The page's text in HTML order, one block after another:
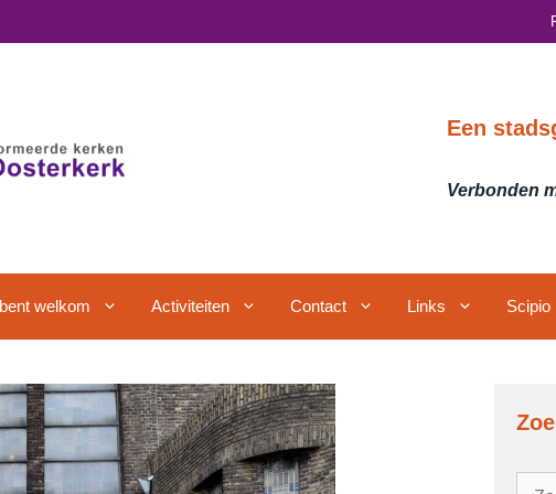
Een
Verbonden
welkom Activiteiten Contact Links Scipio